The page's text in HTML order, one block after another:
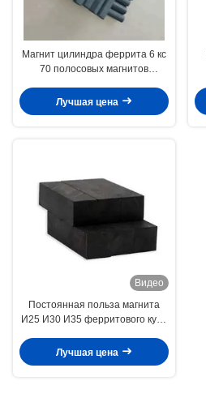
Магнит цилиндра феррита 6 кс
70 полосовых магнитов
небольшой
Лучшая цена
Видео
Постоянная польза магнита
И25 И30 И35 ферритового куба
промышленная
Лучшая цена